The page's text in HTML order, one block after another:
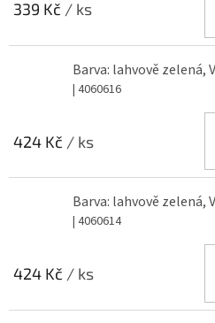
339 Kč / ks
Barva: lahvově zelená,
| 4060616
424 Kč / ks
Barva: lahvově zelená,
| 4060614
424 Kč / ks